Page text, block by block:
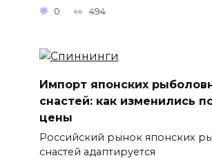
0 494
Импорт японских
снастей: как изменились
цены
Российский рынок японских
снастей адаптируется